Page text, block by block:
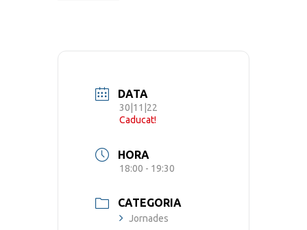
DATA
30|11|22
Caducat!
HORA
18:00 - 19:30
CATEGORIA
Jornades